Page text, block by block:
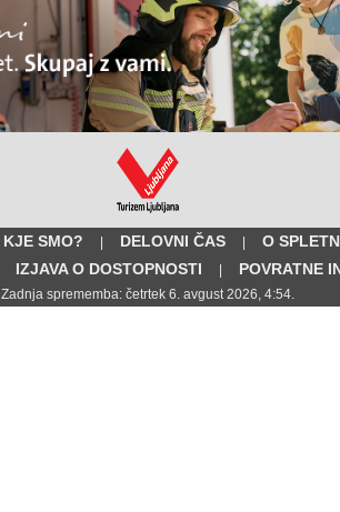
KJE SMO? | DELOVNI ČAS |
O
IZJAVA O DOSTOPNOSTI | POVRATNE
Zadnja sprememba: četrtek 6. avgust 2026, 4:54.